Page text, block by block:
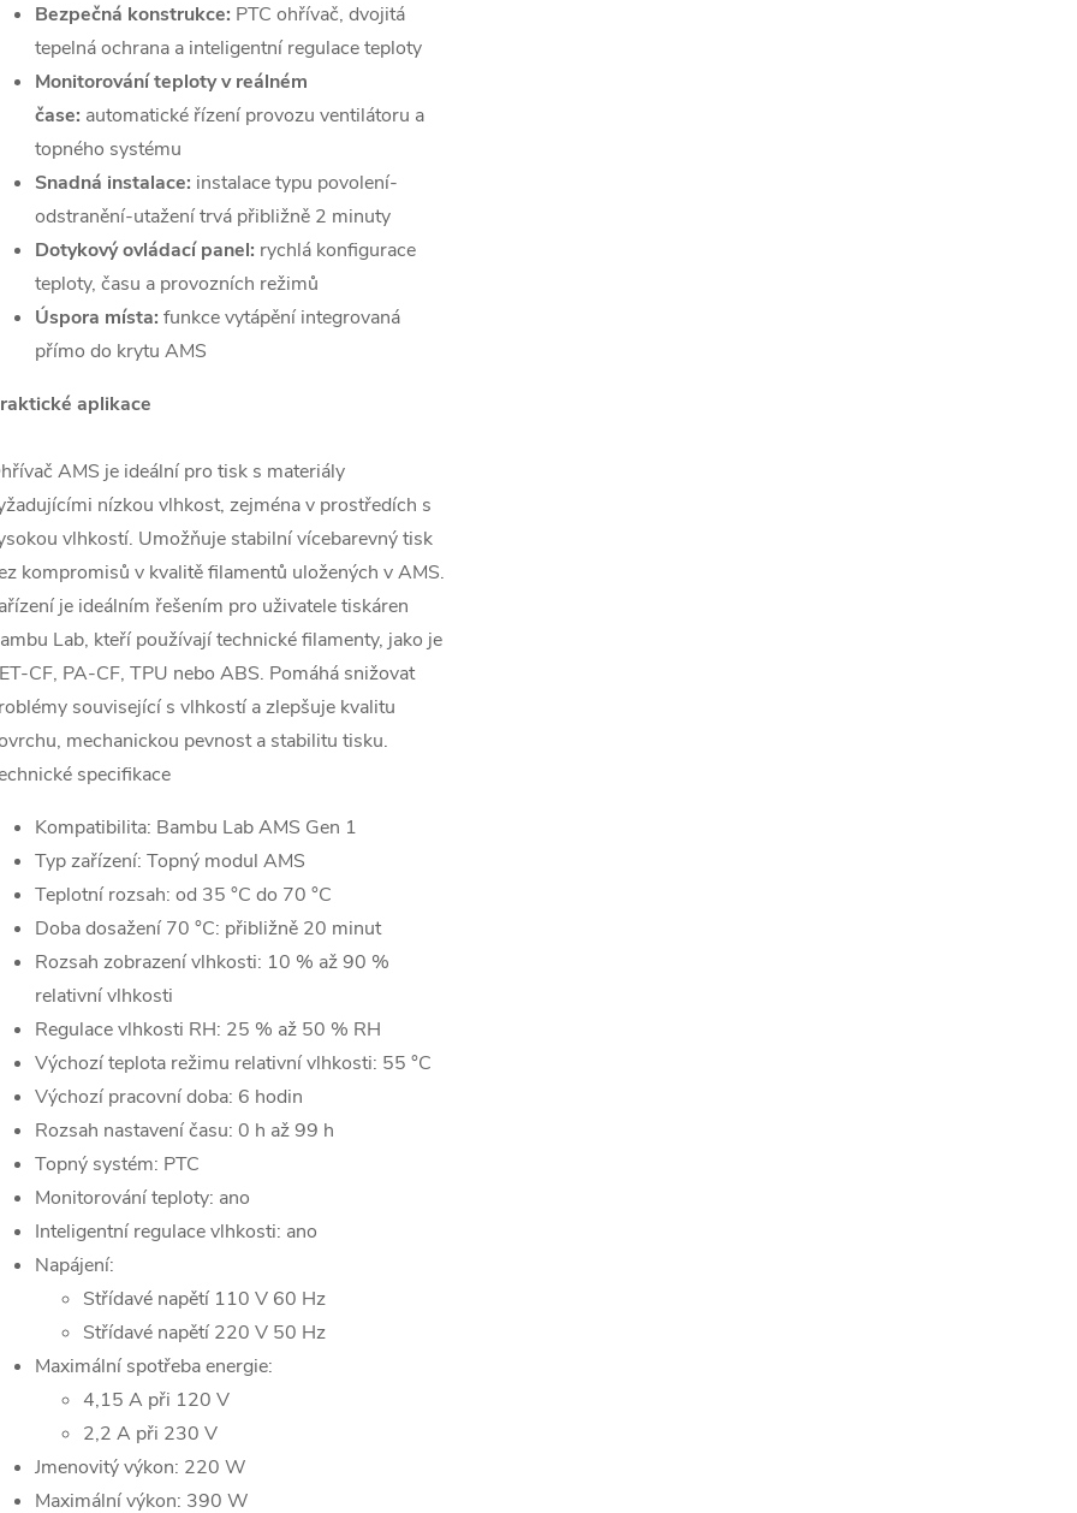
Bezpečná konstrukce: PTC ohřívač, dvojitá
tepelná ochrana a inteligentní regulace teploty
Monitorování teploty v reálném
čase: automatické řízení provozu ventilátoru a
topného systému
Snadná instalace: instalace typu povolení-
odstranění-utažení trvá přibližně 2 minuty
Dotykový ovládací panel: rychlá konfigurace
teploty, času a provozních režimů
Úspora místa: funkce vytápění integrovaná
přímo do krytu AMS
aplikace
AMS je ideální pro tisk s materiály
nízkou vlhkost, zejména v prostředích s
vlhkostí. Umožňuje stabilní vícebarevný tisk
kompromisů v kvalitě filamentů uložených v AMS.
je ideálním řešením pro uživatele tiskáren
Lab, kteří používají technické filamenty, jako je
CF, PA-CF, TPU nebo ABS. Pomáhá snižovat
související s vlhkostí a zlepšuje kvalitu
mechanickou pevnost a stabilitu tisku.
specifikace
Kompatibilita: Bambu Lab AMS Gen 1
Typ zařízení: Topný modul AMS
Teplotní rozsah: od 35 °C do 70 °C
Doba dosažení 70 °C: přibližně 20 minut
Rozsah zobrazení vlhkosti: 10 % až 90 %
relativní vlhkosti
Regulace vlhkosti RH: 25 % až 50 % RH
Výchozí teplota režimu relativní vlhkosti: 55 °C
Výchozí pracovní doba: 6 hodin
Rozsah nastavení času: 0 h až 99 h
Topný systém: PTC
Monitorování teploty: ano
Inteligentní regulace vlhkosti: ano
Napájení:
Střídavé napětí 110 V 60 Hz
Střídavé napětí 220 V 50 Hz
Maximální spotřeba energie:
4,15 A při 120 V
2,2 A při 230 V
Jmenovitý výkon: 220 W
Maximální výkon: 390 W